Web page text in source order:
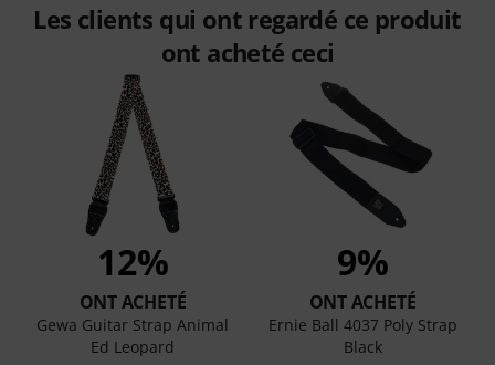
Les clients qui ont regardé ce produit
ont acheté ceci
12%
ONT ACHETÉ
Gewa Guitar Strap Animal
Ed Leopard
9%
ONT ACHETÉ
Ernie Ball 4037 Poly Strap
Black